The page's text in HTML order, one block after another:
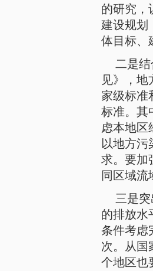
的研究，
建设规划
体目标、
二是
见》，
家级标准
标准。其
虑本地区
以地方
求。要加
同区域流
三是
的排放水
条件考虑
次。从国
个地区也